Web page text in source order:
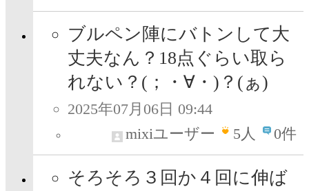
ブルペン陣にバトンして大
丈夫なん？18点ぐらい取ら
れない？(；・∀・)？(ぁ)
2025年07月06日 09:44
mixiユーザー
5人 0件
そろそろ３回か４回に伸ば